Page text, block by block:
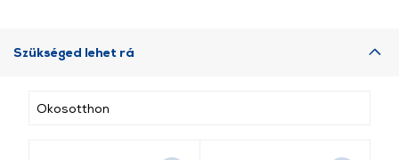
Szükséged lehet rá
Okosotthon